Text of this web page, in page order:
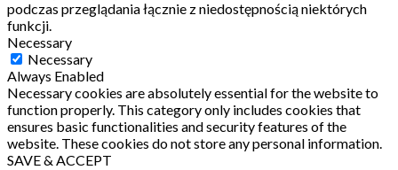
podczas przeglądania łącznie z niedostępnością niektórych
funkcji.
Necessary
Necessary
Always Enabled
Necessary cookies are absolutely essential for the website to
function properly. This category only includes cookies that
ensures basic functionalities and security features of the
website. These cookies do not store any personal information.
SAVE & ACCEPT